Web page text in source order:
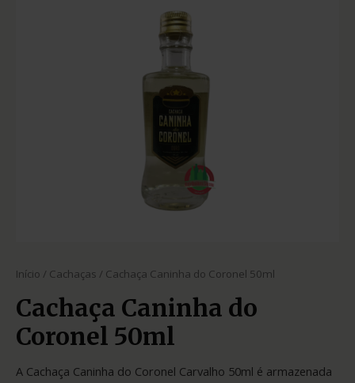
Início / Cachaças / Cachaça Caninha do Coronel 50ml
Cachaça Caninha do
Coronel 50ml
A Cachaça Caninha do Coronel Carvalho 50ml é armazenada